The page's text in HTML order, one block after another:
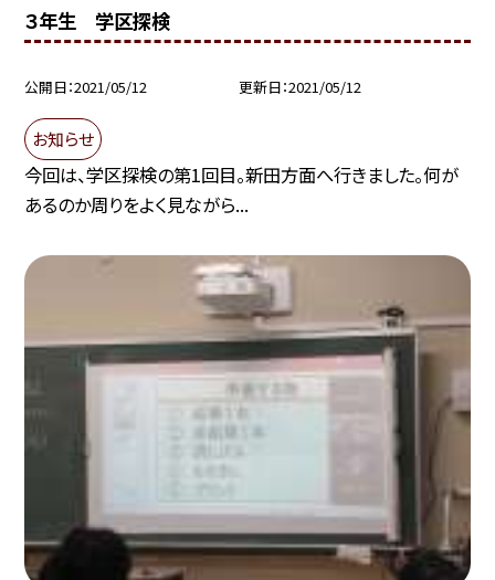
３年生 学区探検
公開日 2021/05/12 更新日 2021/05/12
お知らせ
今回は、学区探検の第1回目。新田方面へ行きました。何が
あるのか周りをよく見ながら...